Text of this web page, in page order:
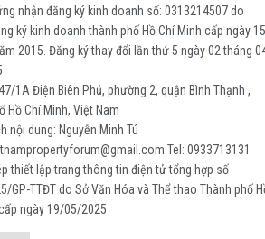
nhận đăng ký kinh doanh số: 0313214507 do
ký kinh doanh thành phố Hồ Chí Minh cấp ngày 15
2015. Đăng ký thay đổi lần thứ 5 ngày 02 tháng
1A Điện Biên Phủ, phường 2, quận Bình Thạnh ,
Hồ Chí Minh, Việt Nam
nội dung: Nguyễn Minh Tú
Tel: ‭0933713131
thiết lập trang thông tin điện tử tổng hợp số
GP-TTĐT do Sở Văn Hóa và Thể thao Thành phố
ngày 19/05/2025